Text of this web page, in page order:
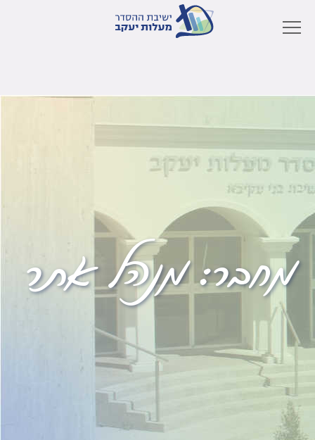
מחבר:מנהל אתר